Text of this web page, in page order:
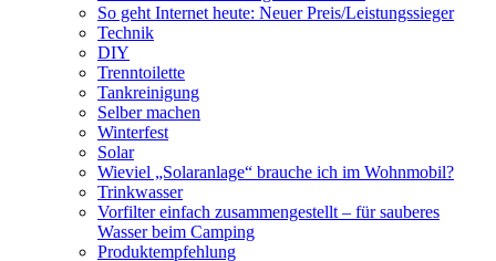
So geht Internet heute: Neuer Preis/Leistungssieger
Technik
DIY
Trenntoilette
Tankreinigung
Selber machen
Winterfest
Solar
Wieviel „Solaranlage“ brauche ich im Wohnmobil?
Trinkwasser
Vorfilter einfach zusammengestellt – für sauberes
Wasser beim Camping
Produktempfehlung